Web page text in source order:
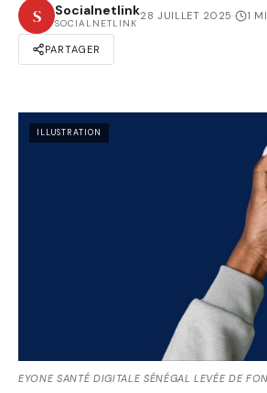
S Socialnetlink
SOCIALNETLINK
28 JUILLET 2025· 1
PARTAGER
ILLUSTRATION
EYONE SANTÉ DIGITALE SÉNÉGAL LEVÉE DE